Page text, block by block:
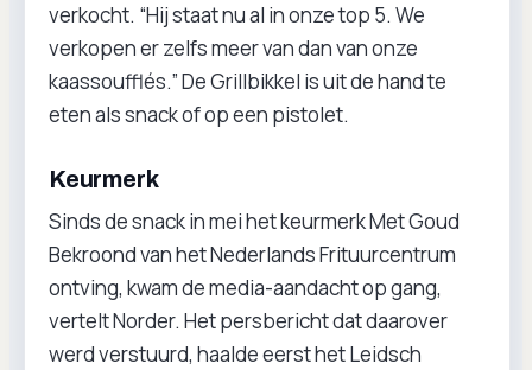
verkocht. “Hij staat nu al in onze top 5. We
verkopen er zelfs meer van dan van onze
kaassoufflés.” De Grillbikkel is uit de hand te
eten als snack of op een pistolet.
Keurmerk
Sinds de snack in mei het keurmerk Met Goud
Bekroond van het Nederlands Frituurcentrum
ontving, kwam de media-aandacht op gang,
vertelt Norder. Het persbericht dat daarover
werd verstuurd, haalde eerst het Leidsch